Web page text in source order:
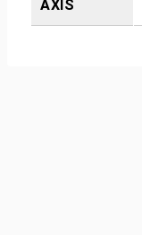
AXIS